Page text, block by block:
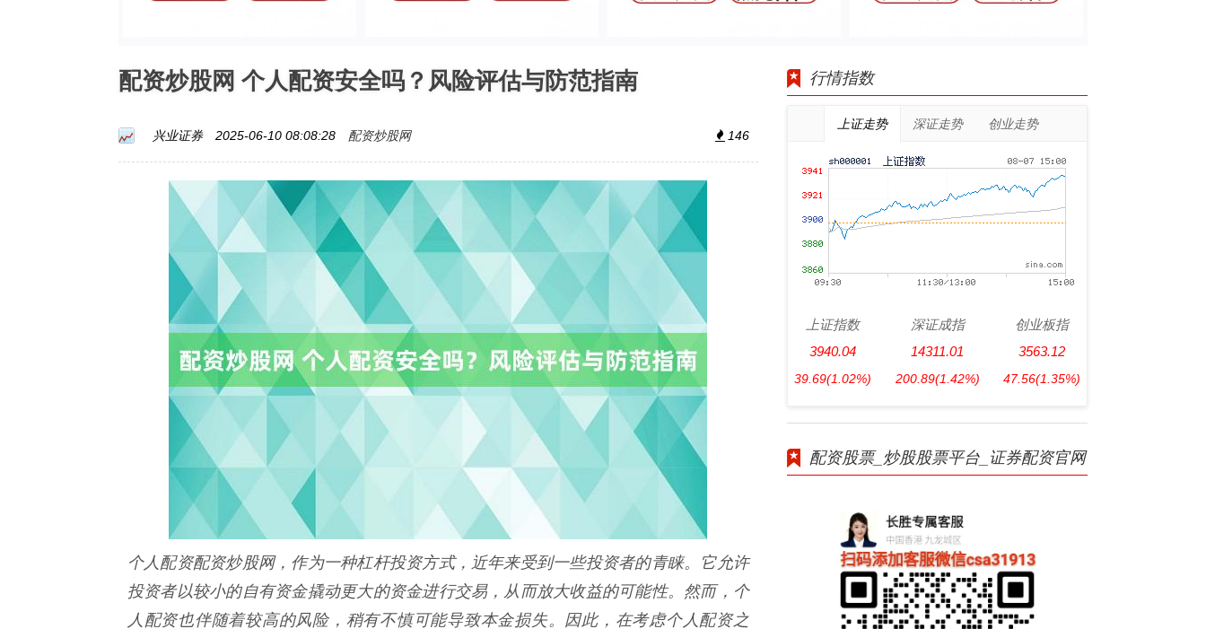
配资炒股网 个人配资安全吗？风险评估与防范指南
兴业证券 2025-06-10 08:08:28 配资炒股网 146
个人配资配资炒股网，作为一种杠杆投资方式，近年来受到一些投资者的青睐。它允许
投资者以较小的自有资金撬动更大的资金进行交易，从而放大收益的可能性。然而，个
人配资也伴随着较高的风险，稍有不慎可能导致本金损失。因此，在考虑个人配资之
行情指数
上证走势 深证走势 创业走势
上证指数
3940.04
39.69(1.02%)
深证成指
14311.01
200.89(1.42%)
创业板指
3563.12
47.56(1.35%)
配资股票_炒股股票平台_证券配资官网